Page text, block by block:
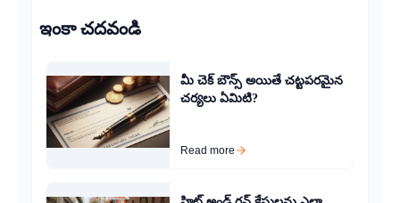
ఇంకా చదవండి
మీ చెక్ బౌన్స్ అయితే చట్టపరమైన
చర్యలు ఏమిటి?
Read more